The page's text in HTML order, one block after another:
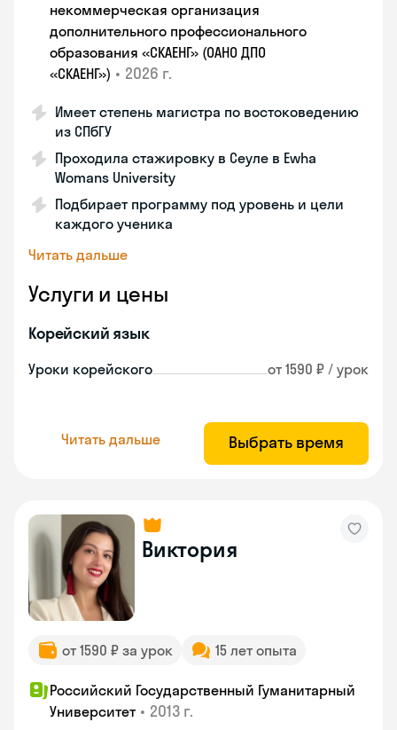
некоммерческая организация
дополнительного профессионального
образования «СКАЕНГ» (ОАНО ДПО
«СКАЕНГ») • 2026 г.
Имеет степень магистра по востоковедению
из СПбГУ
Проходила стажировку в Сеуле в Ewha
Womans University
Подбирает программу под уровень и цели
каждого ученика
Читать дальше
Услуги и цены
Корейский язык
Уроки корейского от 1590 ₽ / урок
Читать дальше Выбрать время
Виктория
от 1590 ₽ за урок 15 лет опыта
Российский Государственный Гуманитарный
Университет • 2013 г.